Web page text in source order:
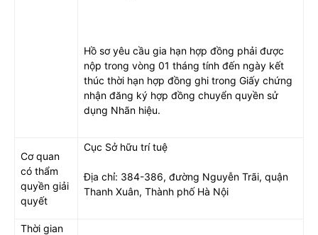
Hồ sơ yêu cầu gia hạn hợp đồng phải được
nộp trong vòng 01 tháng tính đến ngày kết
thúc thời hạn hợp đồng ghi trong Giấy chứng
nhận đăng ký hợp đồng chuyển quyền sử
dụng Nhãn hiệu.
Cơ quan
có thẩm
quyền giải
quyết
Cục Sở hữu trí tuệ
Địa chỉ: 384-386, đường Nguyễn Trãi, quận
Thanh Xuân, Thành phố Hà Nội
Thời gian